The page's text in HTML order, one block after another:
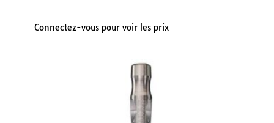
Connectez-vous pour voir les prix